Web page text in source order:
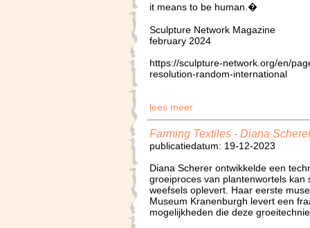
it means to be human.�
Sculpture Network Magazine
february 2024
https://sculpture-network.org/en/
resolution-random-international
lees meer
Farming Textiles - Diana
publicatiedatum: 19-12-2023
Diana Scherer ontwikkelde een
groeiproces van plantenwortels
weefsels oplevert. Haar eerste
Museum Kranenburgh levert een
mogelijkheden die deze